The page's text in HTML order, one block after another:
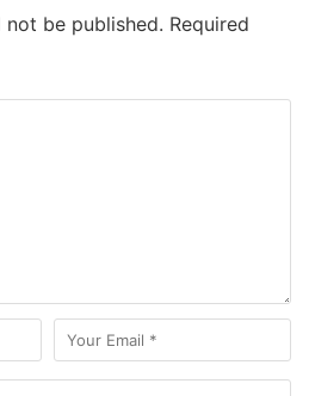
be published. Required